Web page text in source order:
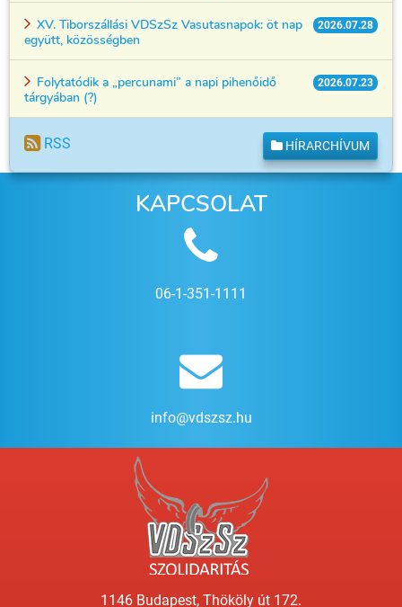
2026.07.28
XV. Tiborszállási VDSzSz Vasutasnapok: öt nap
együtt, közösségben
2026.07.23
Folytatódik a „percunami” a napi pihenőidő
tárgyában (?)
RSS HÍRARCHÍVUM
KAPCSOLAT
06-1-351-1111
info@vdszsz.hu
1146 Budapest, Thököly út 172.